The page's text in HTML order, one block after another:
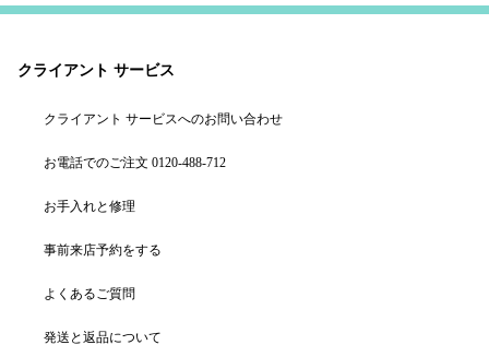
クライアント サービス
クライアント サービスへのお問い合わせ
お電話でのご注文 0120-488-712
お手入れと修理
事前来店予約をする
よくあるご質問
発送と返品について